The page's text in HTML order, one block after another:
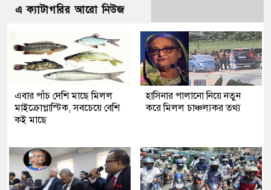
এ ক্যাটাগরির আরো নিউজ
এবার পাঁচ দেশি মাছে মিলল
মাইক্রোপ্লাস্টিক, সবচেয়ে বেশি
কই মাছে
হাসিনার পালানো নিয়ে নতুন
করে মিলল চাঞ্চল্যকর তথ্য